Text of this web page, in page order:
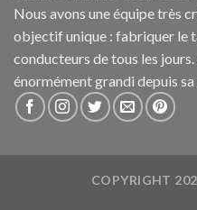
Nous avons une équipe très
objectif unique : fabriquer le
conducteurs de tous les
énormément grandi depuis sa
COPYRIGHT